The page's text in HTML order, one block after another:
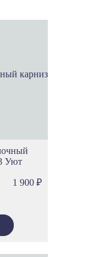
Уют
1 900 ₽